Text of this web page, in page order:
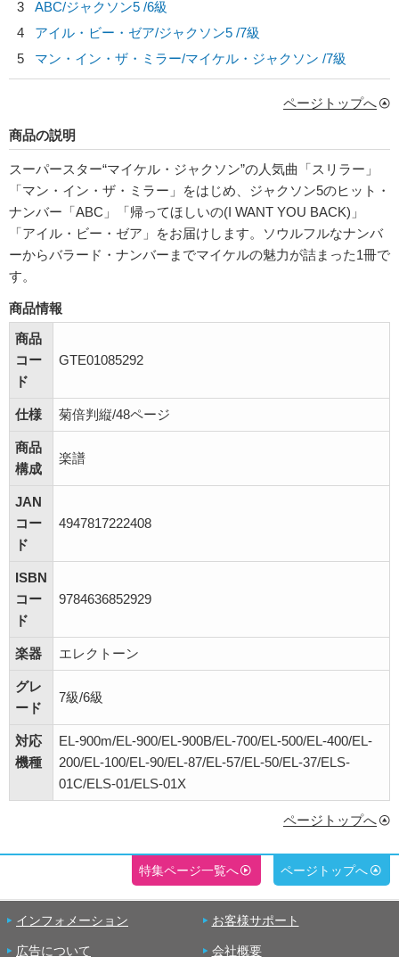
3
ABC/ジャクソン5 /6級
4
アイル・ビー・ゼア/ジャクソン5 /7級
5
マン・イン・ザ・ミラー/マイケル・ジャクソン /7級
ページトップへ
商品の説明
スーパースター“マイケル・ジャクソン”の人気曲「スリラー」
「マン・イン・ザ・ミラー」をはじめ、ジャクソン5のヒット・
ナンバー「ABC」「帰ってほしいの(I WANT YOU BACK)」
「アイル・ビー・ゼア」をお届けします。ソウルフルなナンバ
ーからバラード・ナンバーまでマイケルの魅力が詰まった1冊で
す。
商品情報
商品
コー
ド
GTE01085292
仕様 菊倍判縦/48ページ
商品
構成
楽譜
JAN
コー
ド
4947817222408
ISBN
コー
ド
9784636852929
楽器 エレクトーン
グレ
ード
7級/6級
対応
機種
EL-900m/EL-900/EL-900B/EL-700/EL-500/EL-400/EL-
200/EL-100/EL-90/EL-87/EL-57/EL-50/EL-37/ELS-
01C/ELS-01/ELS-01X
ページトップへ
特集ページ一覧へ ページトップへ
インフォメーション お客様サポート
広告について 会社概要